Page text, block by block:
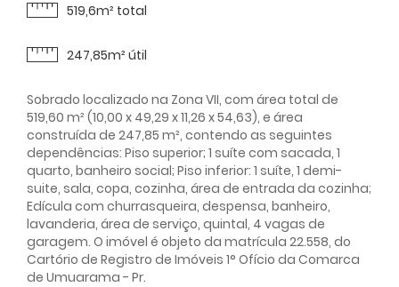
519,6m² total
247,85m² útil
Sobrado localizado na Zona VII, com área total de
519,60 m² (10,00 x 49,29 x 11,26 x 54,63), e área
construída de 247,85 m², contendo as seguintes
dependências: Piso superior; 1 suíte com sacada, 1
quarto, banheiro social; Piso inferior: 1 suíte, 1 demi-
suite, sala, copa, cozinha, área de entrada da cozinha;
Edícula com churrasqueira, despensa, banheiro,
lavanderia, área de serviço, quintal, 4 vagas de
garagem. O imóvel é objeto da matrícula 22.558, do
Cartório de Registro de Imóveis 1° Ofício da Comarca
de Umuarama - Pr.